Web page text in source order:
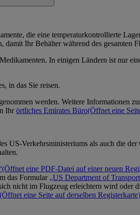
die eine temperaturkontrollierte
damit Ihr Behälter während des gesamten
In einigen Ländern ist nur
in das Sie reisen.
werden. Weitere Informationen
Ihrörtliches Emirates Büro(Öffnet eine
US-Verkehrsministeriums als auch die
(Öffnet eine PDF-Datei auf einer neuen
das Formular „US Department of
nicht im Flugzeug erleichtern wird oder
(Öffnet eine Seite auf derselben Registerkarte)